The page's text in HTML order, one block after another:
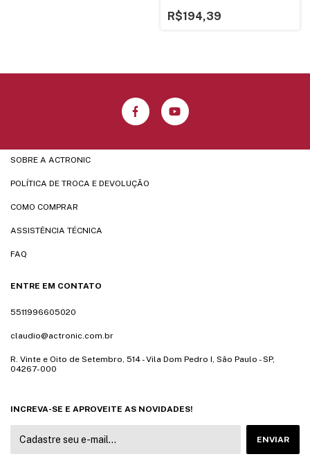
R$194,39
SOBRE A ACTRONIC
POLÍTICA DE TROCA E DEVOLUÇÃO
COMO COMPRAR
ASSISTÊNCIA TÉCNICA
FAQ
ENTRE EM CONTATO
5511996605020
claudio@actronic.com.br
R. Vinte e Oito de Setembro, 514 - Vila Dom Pedro I, São Paulo - SP,
04267-000
INCREVA-SE E APROVEITE AS NOVIDADES!